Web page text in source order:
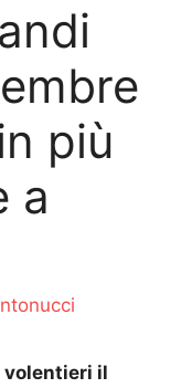
più
a
volentieri il